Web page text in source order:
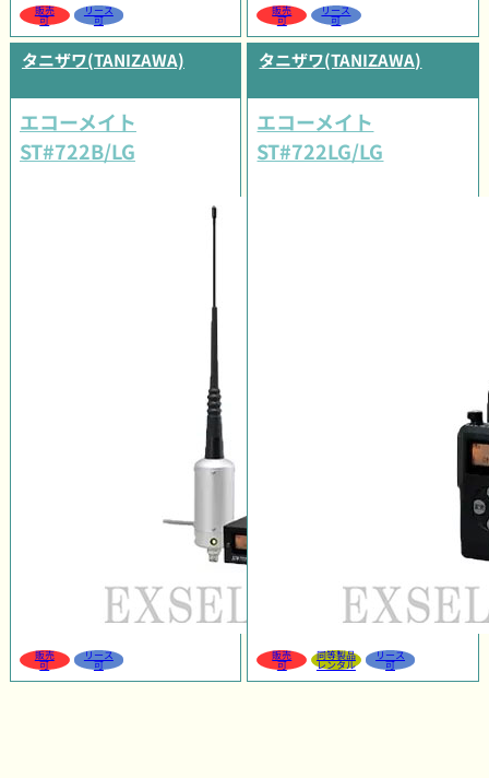
販売
可
リース
可
販売
可
リース
可
タニザワ(TANIZAWA)
エコーメイト
ST#722B/LG
販売
可
リース
可
タニザワ(TANIZAWA)
エコーメイト
ST#722LG/LG
販売
可
同等製品
レンタル
リース
可